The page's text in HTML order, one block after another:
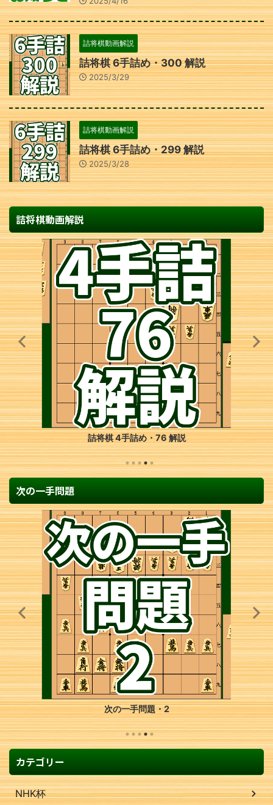
詰将棋動画解説
詰将棋 6手詰め・300 解説
2025/3/29
詰将棋動画解説
詰将棋 6手詰め・299 解説
2025/3/28
詰将棋動画解説
詰将棋 4手詰め・76 解説
次の一手問題
次の一手問題・2
カテゴリー
NHK杯